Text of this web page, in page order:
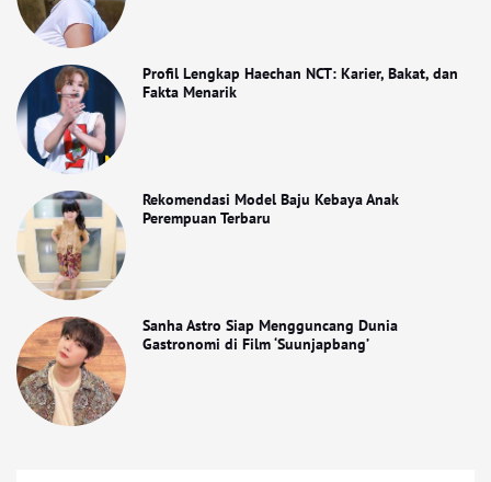
Profil Lengkap Haechan NCT: Karier, Bakat, dan
Fakta Menarik
Rekomendasi Model Baju Kebaya Anak
Perempuan Terbaru
Sanha Astro Siap Mengguncang Dunia
Gastronomi di Film ‘Suunjapbang’